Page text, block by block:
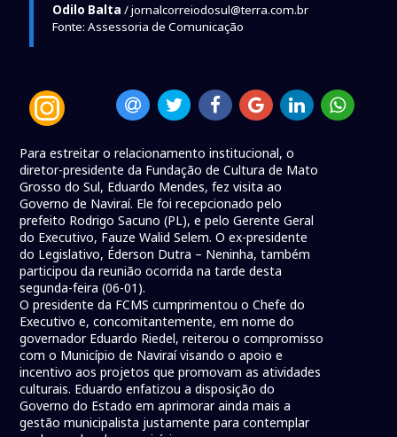
Odilo Balta / jornalcorreiodosul@terra.com.br
Fonte: Assessoria de Comunicação
Para estreitar o relacionamento institucional, o
diretor-presidente da Fundação de Cultura de Mato
Grosso do Sul, Eduardo Mendes, fez visita ao
Governo de Naviraí. Ele foi recepcionado pelo
prefeito Rodrigo Sacuno (PL), e pelo Gerente Geral
do Executivo, Fauze Walid Selem. O ex-presidente
do Legislativo, Éderson Dutra – Neninha, também
participou da reunião ocorrida na tarde desta
segunda-feira (06-01).
O presidente da FCMS cumprimentou o Chefe do
Executivo e, concomitantemente, em nome do
governador Eduardo Riedel, reiterou o compromisso
com o Município de Naviraí visando o apoio e
incentivo aos projetos que promovam as atividades
culturais. Eduardo enfatizou a disposição do
Governo do Estado em aprimorar ainda mais a
gestão municipalista justamente para contemplar